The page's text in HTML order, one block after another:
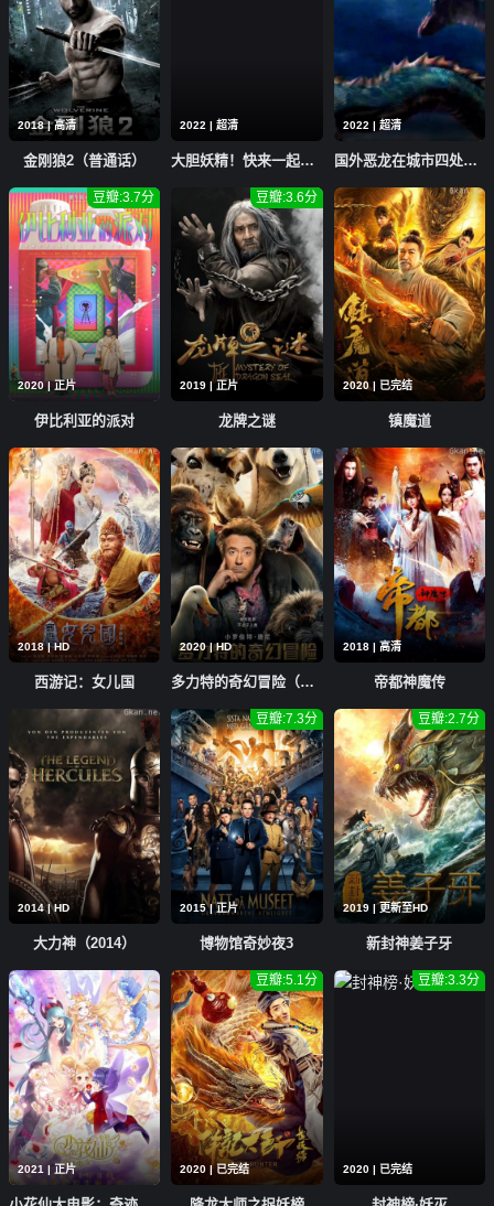
2018 | 高清
金刚狼2（普通话）
2022 | 超清
大胆妖精！快来一起助我修行，能乱我的定理就放了你们
2022 | 超清
国外恶龙在城市四处作恶，中国神龙发现后，直接将其暴打！
2020 | 正片
豆瓣:3.7分
伊比利亚的派对
2019 | 正片
豆瓣:3.6分
龙牌之谜
2020 | 已完结
镇魔道
2018 | HD
西游记：女儿国
2020 | HD
多力特的奇幻冒险（普通话）
2018 | 高清
帝都神魔传
2014 | HD
大力神（2014）
2015 | 正片
豆瓣:7.3分
博物馆奇妙夜3
2019 | 更新至HD
豆瓣:2.7分
新封神姜子牙
2021 | 正片 2020 | 已完结
豆瓣:5.1分
2020 | 已完结
豆瓣:3.3分